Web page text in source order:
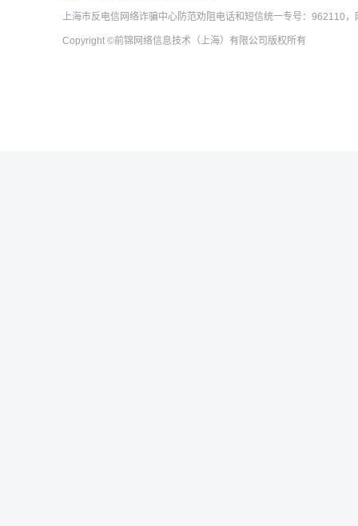
上海市反电信网络诈骗中心防范劝阻电话和短信统一专号：962110
Copyright ©前锦网络信息技术（上海）有限公司 版权所有